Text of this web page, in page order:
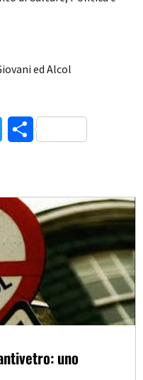
ed Alcol
TwitterCondividi
uno